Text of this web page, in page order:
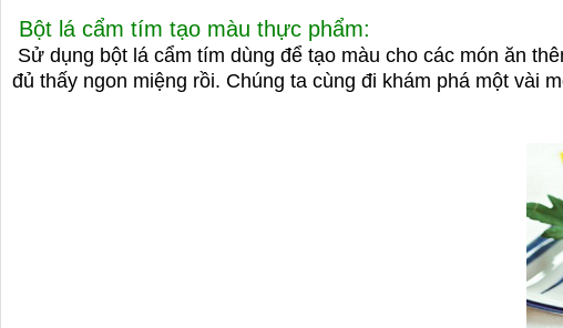
Bột lá cẩm tím tạo màu thực phẩm:
Sử dụng bột lá cẩm tím dùng để tạo màu cho các món ăn
đủ thấy ngon miệng rồi. Chúng ta cùng đi khám phá một vài